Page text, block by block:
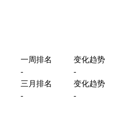
一周排名
变化趋势
-
-
三月排名
变化趋势
- -